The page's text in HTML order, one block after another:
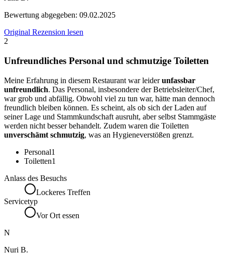
Bewertung abgegeben: 09.02.2025
Original Rezension lesen
2
Unfreundliches Personal und schmutzige Toiletten
Meine Erfahrung in diesem Restaurant war leiderunfassbar
unfreundlich. Das Personal, insbesondere der Betriebsleiter/Chef,
war grob und abfällig. Obwohl viel zu tun war, hätte man dennoch
freundlich bleiben können. Es scheint, als ob sich der Laden auf
seiner Lage und Stammkundschaft ausruht, aber selbst Stammgäste
werden nicht besser behandelt. Zudem waren die Toiletten
unverschämt schmutzig, was an Hygieneverstößen grenzt.
Personal1
Toiletten1
Anlass des Besuchs
Lockeres Treffen
Servicetyp
Vor Ort essen
N
Nuri B.